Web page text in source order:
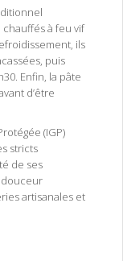
chauffés à feu vif
ils
puis
Enfin, la pâte
d’être
(IGP)
stricts
de ses
douceur
artisanales et